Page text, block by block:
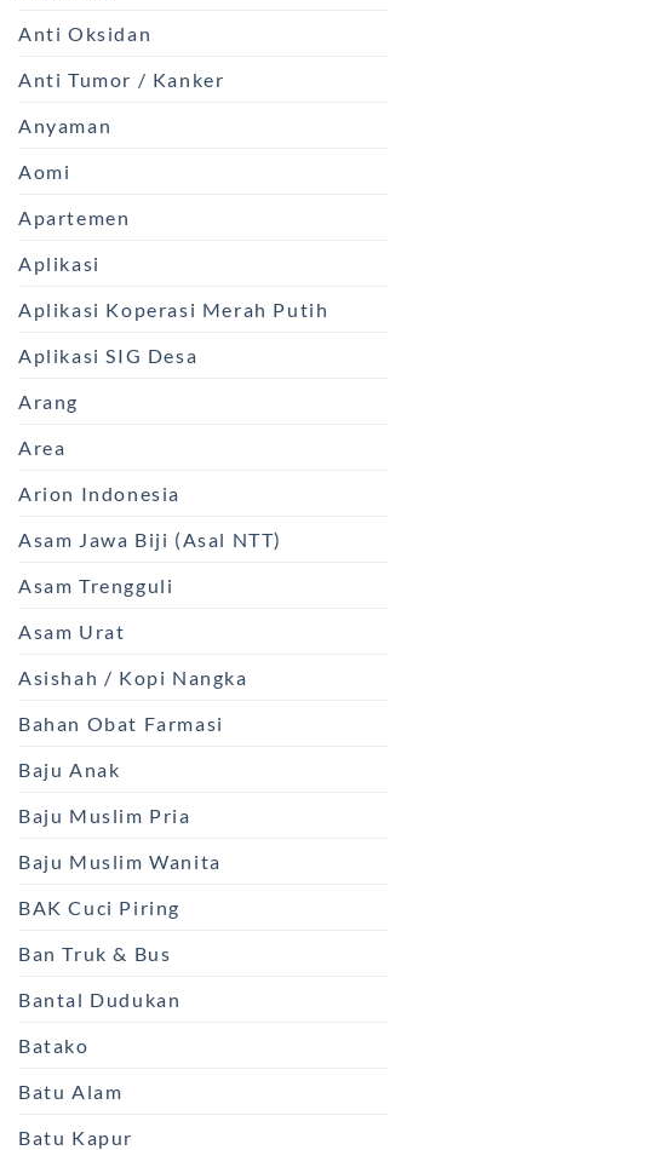
Anti Oksidan
Anti Tumor / Kanker
Anyaman
Aomi
Apartemen
Aplikasi
Aplikasi Koperasi Merah Putih
Aplikasi SIG Desa
Arang
Area
Arion Indonesia
Asam Jawa Biji (Asal NTT)
Asam Trengguli
Asam Urat
Asishah / Kopi Nangka
Bahan Obat Farmasi
Baju Anak
Baju Muslim Pria
Baju Muslim Wanita
BAK Cuci Piring
Ban Truk & Bus
Bantal Dudukan
Batako
Batu Alam
Batu Kapur